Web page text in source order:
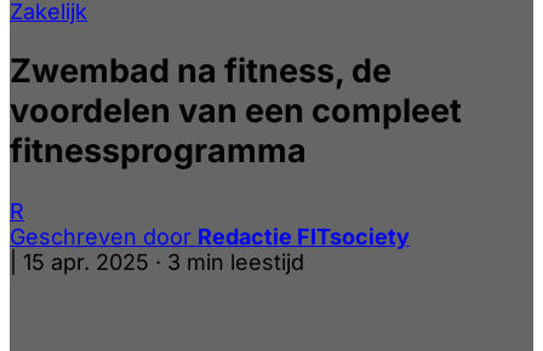
Zakelijk
Zwembad na fitness, de
voordelen van een compleet
fitnessprogramma
R
Geschreven door Redactie FITsociety
15 apr. 2025 · 3 min leestijd